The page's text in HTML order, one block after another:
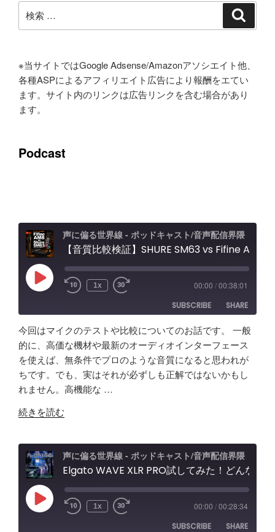
索:
※当サイトではGoogle Adsense/Amazonアソシエイト他、
各種ASPによるアフィリエイト広告により報酬をエてい
ます。サイト内のリンクは広告リンクを含む場合があり
ます。
Podcast
声に偏る世界線 - ポッドキャスト/音声配信界隈
Play
Episode 1x 00:00 /00:38:01
SUBSCRIBE
SHARE
Amazon
Apple Podcasts
RSS
Spotify
RSS FEED
SHARE
LINK
EMBED
今回はマイクのテストや比較についてのお話です。 一般
的に、高価な機材や最新のオーディオインターフェース
を使えば、無条件でプロのような音質になると思われが
ちです。でも、実はそれが必ずしも正解ではないかもし
れません。高機能な …
"【音
較
検
証】
SHURE
SM63
続きを読む
声に偏る世界線 - ポッドキャスト/音声配信界隈
Play
Episode 1x 00:00 /00:28:34
SUBSCRIBE
SHARE